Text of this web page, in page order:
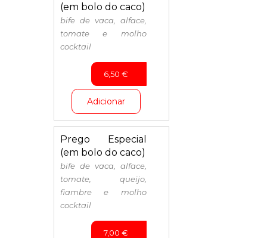
(em bolo do caco)
bife de vaca, alface,
tomate e molho
cocktail
6,50 €
Adicionar
Prego Especial
(em bolo do caco)
bife de vaca, alface,
tomate, queijo,
fiambre e molho
cocktail
7,00 €